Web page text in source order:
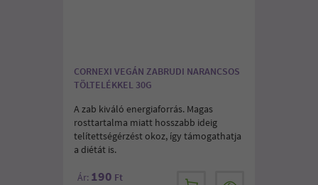
CORNEXI VEGÁN ZABRUDI NARANCSOS
TÖLTELÉKKEL 30G
A zab kiváló energiaforrás. Magas
rosttartalma miatt hosszabb ideig
telítettségérzést okoz, így támogathatja
a diétát is.
Ár: 190 Ft